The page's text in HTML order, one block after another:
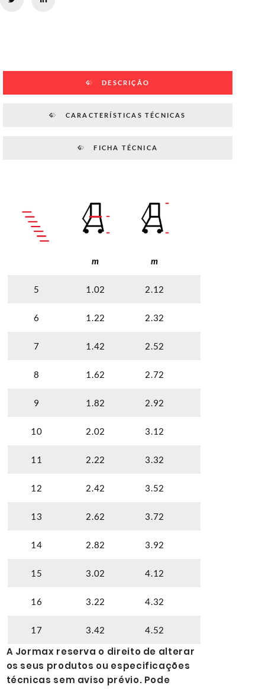
DESCRIÇÃO
CARACTERÍSTICAS TÉCNICAS
FICHA TÉCNICA
m m
5 1.02 2.12
6 1.22 2.32
7 1.42 2.52
8 1.62 2.72
9 1.82 2.92
10 2.02 3.12
11 2.22 3.32
12 2.42 3.52
13 2.62 3.72
14 2.82 3.92
15 3.02 4.12
16 3.22 4.32
17 3.42 4.52
A Jormax reserva o direito de alterar
os seus produtos ou especificações
técnicas sem aviso prévio. Pode